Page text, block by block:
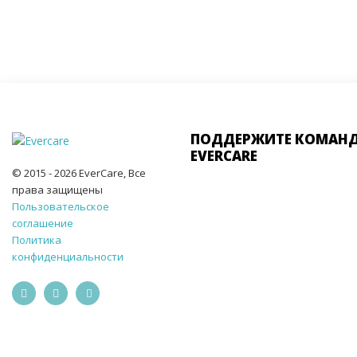
© 2015 - 2026 EverCare, Все
права защищены
Пользовательское
соглашение
Политика
конфиденциальности
ПОДДЕРЖИТЕ
EVERCARE